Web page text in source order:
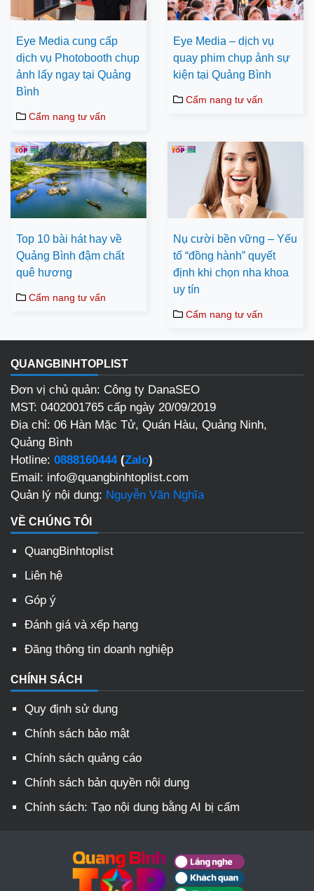
Eye Media cung cấp
dịch vụ Photobooth chụp
ảnh lấy ngay tại Quảng
Bình
Cẩm nang tư vấn
Eye Media – dịch vụ
quay phim chụp ảnh sự
kiện tại Quảng Bình
Cẩm nang tư vấn
Top 10 bài hát hay về
Quảng Bình đậm chất
quê hương
Cẩm nang tư vấn
Nụ cười bền vững – Yếu
tố “đồng hành” quyết
định khi chọn nha khoa
uy tín
Cẩm nang tư vấn
QUANGBINHTOPLIST
Đơn vị chủ quản: Công ty DanaSEO
MST: 0402001765 cấp ngày 20/09/2019
Địa chỉ: 06 Hàn Mặc Tử, Quán Hàu, Quảng Ninh,
Quảng Bình
Hotline: 0888160444(Zalo)
Email: info@quangbinhtoplist.com
Quản lý nội dung: Nguyễn Văn Nghĩa
VỀ CHÚNG TÔI
QuangBinhtoplist
Liên hệ
Góp ý
Đánh giá và xếp hạng
Đăng thông tin doanh nghiệp
CHÍNH SÁCH
Quy định sử dụng
Chính sách bảo mật
Chính sách quảng cáo
Chính sách bản quyền nội dung
Chính sách: Tạo nội dung bằng AI bị cấm